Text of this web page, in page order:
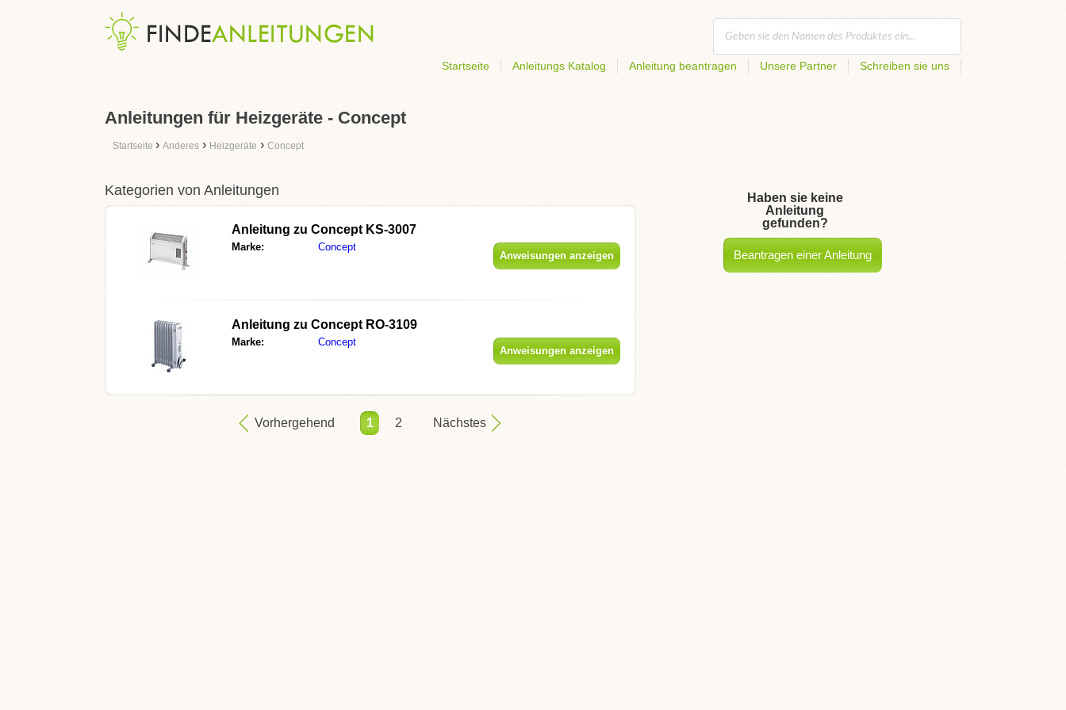
Startseite Anleitungs Katalog Anleitung beantragen Unsere Partner Schreiben sie uns
Anleitungen für Heizgeräte - Concept
Startseite › Anderes › Heizgeräte › Concept
Kategorien von Anleitungen
Anleitung zu Concept KS-3007
Marke: Concept
Anweisungen anzeigen
Anleitung zu Concept RO-3109
Marke: Concept
Anweisungen anzeigen
Vorhergehend 1 2 Nächstes
Haben sie keine
Anleitung
gefunden?
Beantragen einer Anleitung